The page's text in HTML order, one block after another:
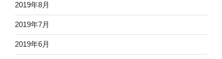
2019年8月
2019年7月
2019年6月